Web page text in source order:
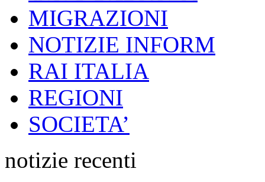
MIGRAZIONI
NOTIZIE INFORM
RAI ITALIA
REGIONI
SOCIETA’
notizie recenti